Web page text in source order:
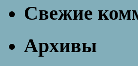
Свежие
Архивы